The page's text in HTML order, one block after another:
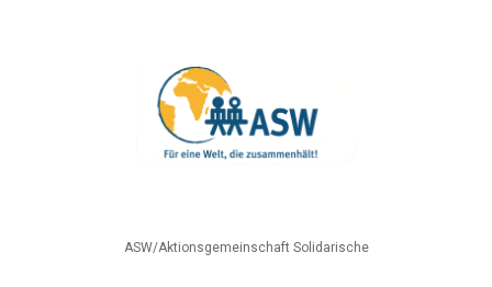
ASW/Aktionsgemeinschaft Solidarische